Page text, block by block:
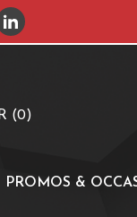
LINKEDIN
(0)
PROMOS &